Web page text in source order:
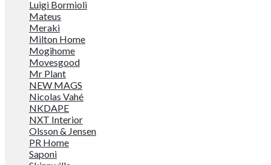
Luigi Bormioli
Mateus
Meraki
Milton Home
Mogihome
Movesgood
Mr Plant
NEW MAGS
Nicolas Vahé
NKDAPE
NXT Interior
Olsson & Jensen
PR Home
Saponi